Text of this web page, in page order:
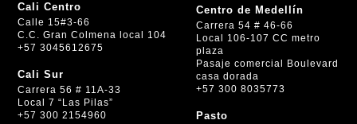
Cali Centro
Calle 15#3-66
C.C. Gran Colmena local 104
+57 3045612675
Cali Sur
Carrera 56 # 11A-33
Local 7 “Las Pilas”
+57 300 2154960
Centro de Medellín
Carrera 54 # 46-66
Local 106-107 CC metro
plaza
Pasaje comercial Boulevard
casa dorada
+57 300 8035773
Pasto